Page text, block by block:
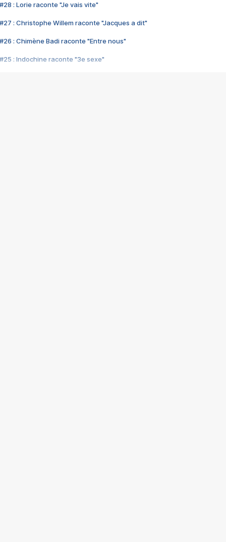
#28 : Lorie raconte "Je vais vite"
#27 : Christophe Willem raconte "Jacques a dit"
#26 : Chimène Badi raconte "Entre nous"
#25 : Indochine raconte "3e sexe"